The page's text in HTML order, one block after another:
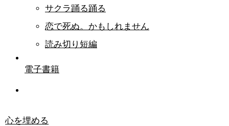
サクラ踊る踊る
恋で死ぬ。かもしれません
読み切り短編
電子書籍
心を埋める